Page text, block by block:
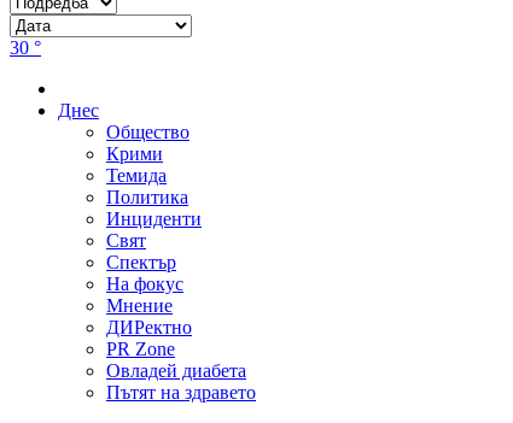
30 °
Днес
Общество
Крими
Темида
Политика
Инциденти
Свят
Спектър
На фокус
Мнение
ДИРектно
PR Zone
Овладей диабета
Пътят на здравето